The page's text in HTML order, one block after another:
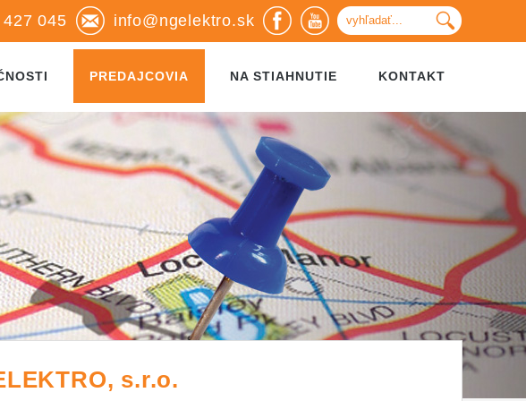
045 info@ngelektro.sk
PREDAJCOVIA NA STIAHNUTIE KONTAKT
s.r.o.